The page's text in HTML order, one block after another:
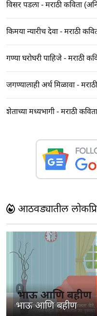
विसर पडला - मराठी कविता
किमया न्यारीच देवा - मराठी
गण्या घरोघरी पाहिजे - मराठी
जगण्यालाही अर्थ मिळावा -
शेताच्या मध्यभागी - मराठी
आठवड्यातील
1
भाऊ आणि बहीण